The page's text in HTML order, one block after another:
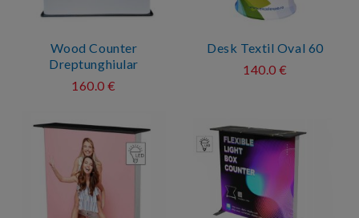
Wood Counter
Dreptunghiular
160.0 €
Desk Textil Oval 60
140.0 €